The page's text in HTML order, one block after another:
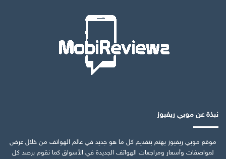
نبذة عن موبي ريفيوز
موقع موبي ريفيوز يهتم بتقديم كل ما هو جديد في عالم الهواتف من خلال عرض
لمواصفات وأسعار ومراجعات الهواتف الجديدة في الأسواق كما نقوم برصد كل